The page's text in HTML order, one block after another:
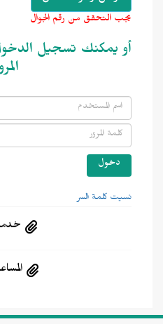
يجب التحقق من رقم الجوال
أو يمكنك تسجيل
نسيت كلمة السر